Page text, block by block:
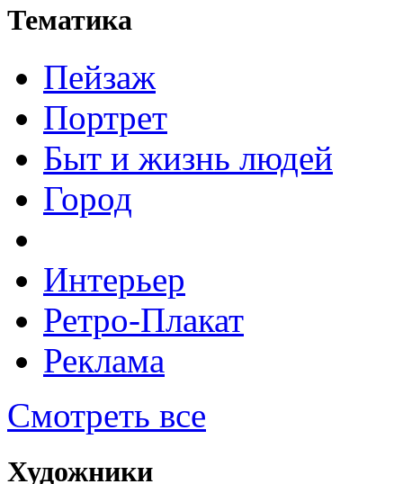
Тематика
Пейзаж
Портрет
Быт и жизнь людей
Город
Интерьер
Ретро-Плакат
Реклама
Смотреть все
Художники